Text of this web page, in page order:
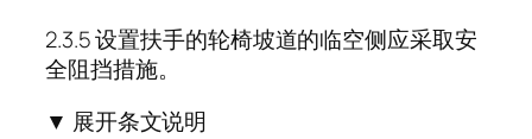
2.3.5 设置扶手的轮椅坡道的临空侧应采取安
全阻挡措施。
▼ 展开条文说明